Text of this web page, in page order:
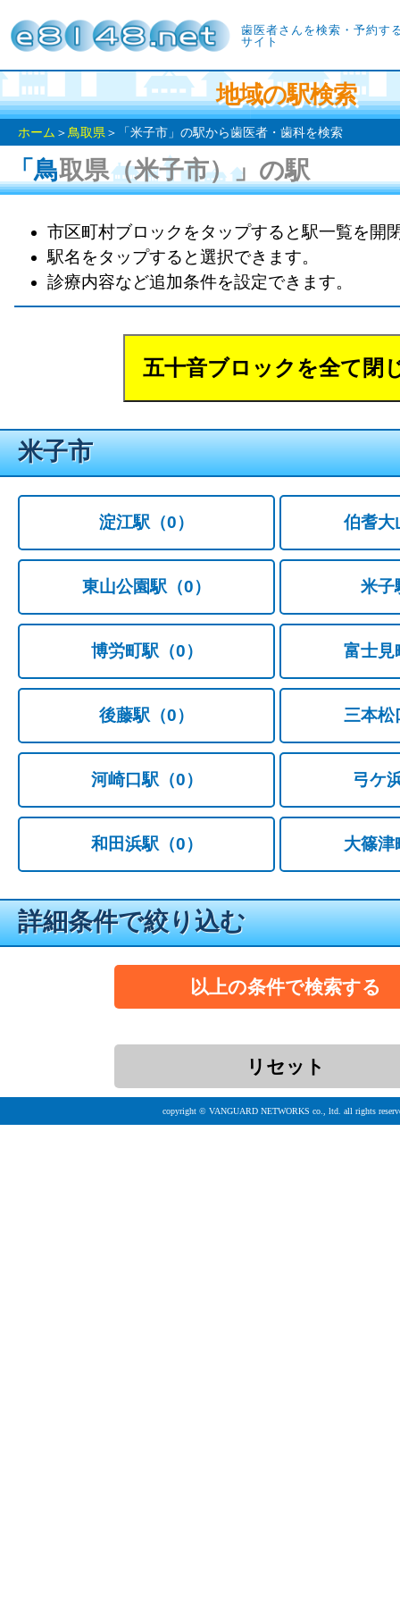
歯医者さんを検索・予約す
サイト
地域の駅検索
ホーム ＞ 鳥取県 ＞「米子市」の駅から歯医者・歯科を検索
「鳥取県（米子市）」の駅
市区町村ブロックをタップすると駅一覧を開
駅名をタップすると選択できます。
診療内容など追加条件を設定できます。
米子市
淀江駅 （0） 伯耆大
東山公園駅 （0） 米子
博労町駅 （0） 富士見
後藤駅 （0） 三本松
河崎口駅 （0） 弓ケ
和田浜駅 （0） 大篠津
詳細条件で絞り込む
copyright © VANGUARD NETWORKS co., ltd. all rights